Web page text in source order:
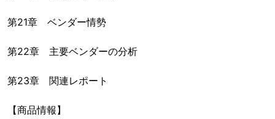
第21章 ベンダー情勢
第22章 主要ベンダーの分析
第23章 関連レポート
【商品情報】